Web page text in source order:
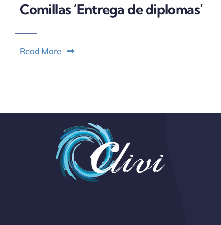
Comillas ‘Entrega de diplomas’
Read More